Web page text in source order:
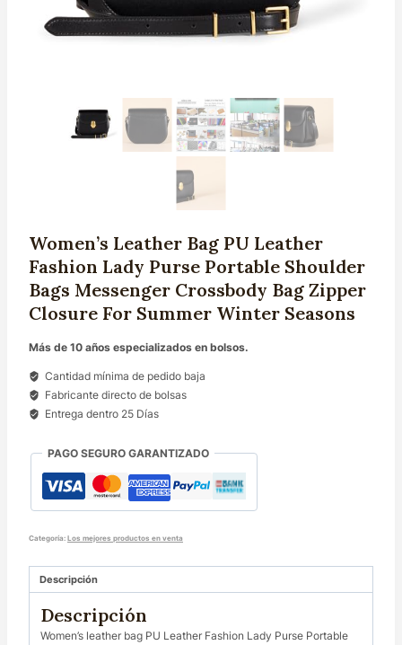
Women’s Leather Bag PU Leather
Fashion Lady Purse Portable Shoulder
Bags Messenger Crossbody Bag Zipper
Closure For Summer Winter Seasons
Más de 10 años especializados en bolsos.
Cantidad mínima de pedido baja
Fabricante directo de bolsas
Entrega dentro 25 Días
PAGO SEGURO GARANTIZADO
Categoría: Los mejores productos en venta
Descripción
Descripción
Women’s leather bag PU Leather Fashion Lady Purse Portable